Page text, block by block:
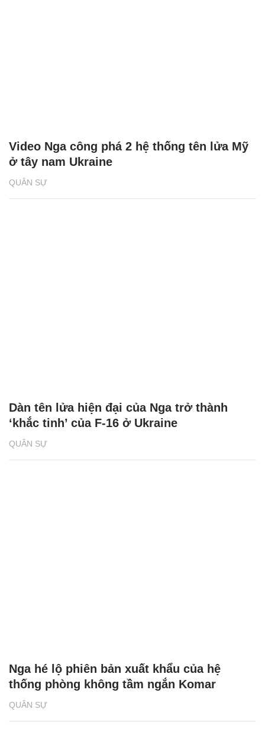
QUÂN SỰ
Video Nga công phá 2 hệ thống tên lửa Mỹ
ở tây nam Ukraine
QUÂN SỰ
Dàn tên lửa hiện đại của Nga trở thành
‘khắc tinh’ của F-16 ở Ukraine
QUÂN SỰ
Nga hé lộ phiên bản xuất khẩu của hệ
thống phòng không tầm ngắn Komar